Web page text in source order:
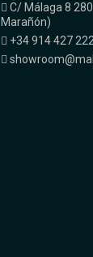
C/ Málaga 8
Marañón)
+34 914 427